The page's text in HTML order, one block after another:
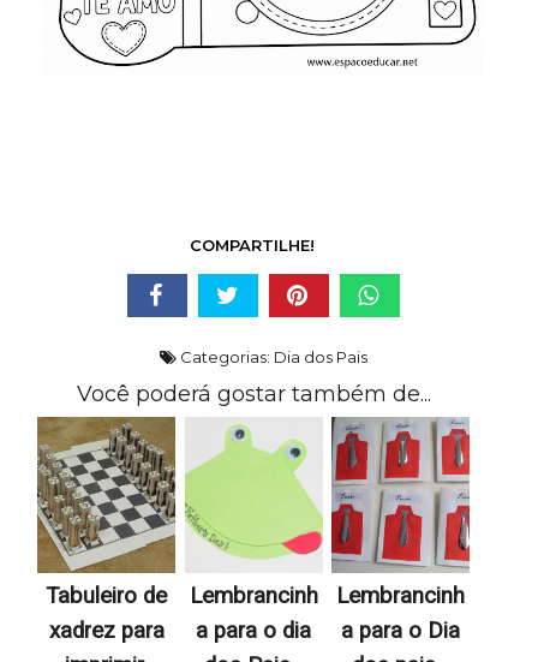
COMPARTILHE!
Categorias: Dia dos Pais
Você poderá gostar também de...
Tabuleiro de
xadrez para
Lembrancinh
a para o dia
Lembrancinh
a para o Dia